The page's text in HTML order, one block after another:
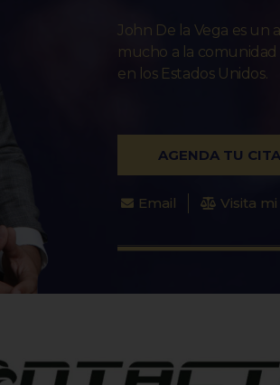
John De la Vega es un
mucho a la comunidad
en los Estados Unidos.
AGENDA TU CITA
Email Visita